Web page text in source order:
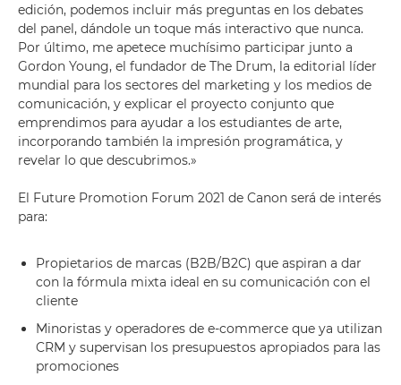
edición, podemos incluir más preguntas en los debates
del panel, dándole un toque más interactivo que nunca.
Por último, me apetece muchísimo participar junto a
Gordon Young, el fundador de The Drum, la editorial líder
mundial para los sectores del marketing y los medios de
comunicación, y explicar el proyecto conjunto que
emprendimos para ayudar a los estudiantes de arte,
incorporando también la impresión programática, y
revelar lo que descubrimos.»
El Future Promotion Forum 2021 de Canon será de interés
para:
Propietarios de marcas (B2B/B2C) que aspiran a dar
con la fórmula mixta ideal en su comunicación con el
cliente
Minoristas y operadores de e-commerce que ya utilizan
CRM y supervisan los presupuestos apropiados para las
promociones